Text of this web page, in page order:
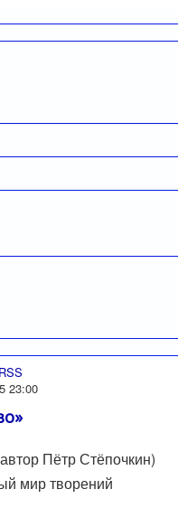
23:00
Пётр Стёпочкин)
мир творений